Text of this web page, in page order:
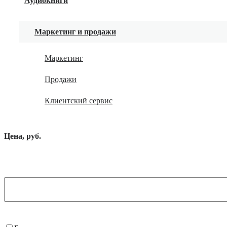
Маркетинг и продажи
Маркетинг
Продажи
Клиентский сервис
Цена, руб.